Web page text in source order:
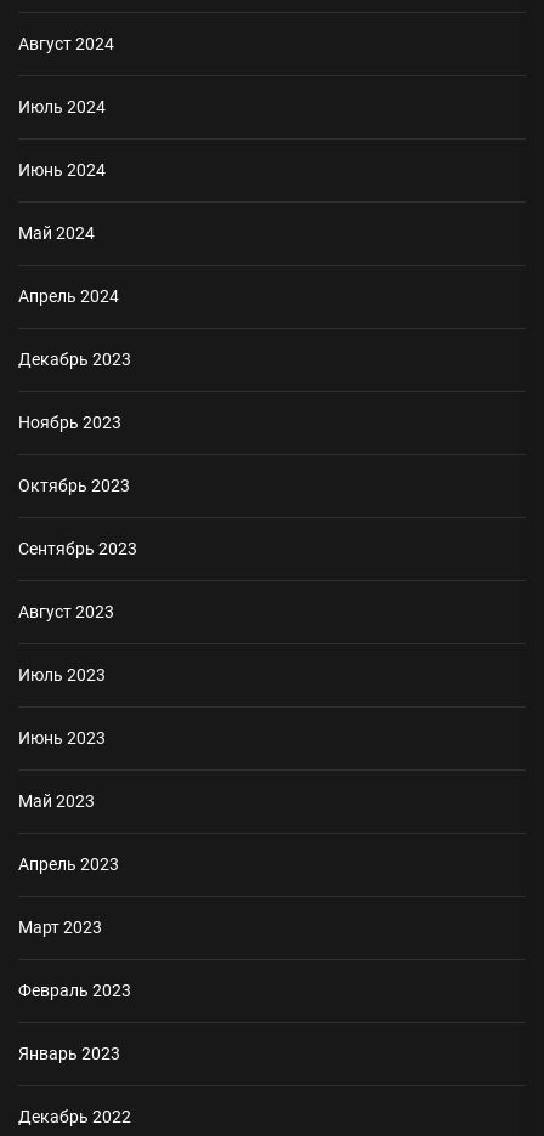
Август 2024
Июль 2024
Июнь 2024
Май 2024
Апрель 2024
Декабрь 2023
Ноябрь 2023
Октябрь 2023
Сентябрь 2023
Август 2023
Июль 2023
Июнь 2023
Май 2023
Апрель 2023
Март 2023
Февраль 2023
Январь 2023
Декабрь 2022